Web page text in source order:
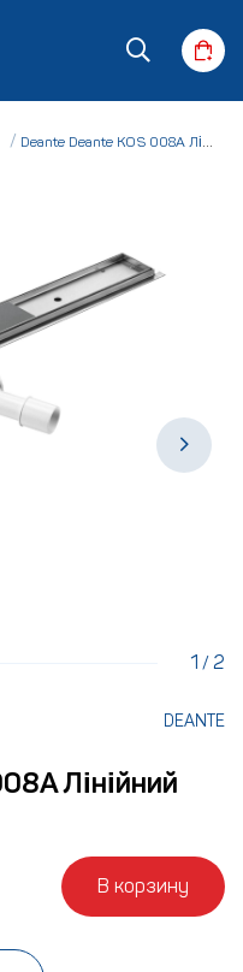
Deante Deante KOS 008A Лінійний злив
1 /2
DEANTE
Лінійний
В корзину